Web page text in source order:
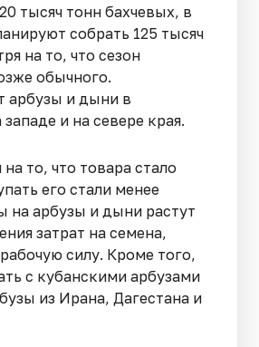
тысяч тонн бахчевых, в
собрать 125 тысяч
на то, что сезон
обычного.
арбузы и дыни в
и на севере края.
то, что товара стало
его стали менее
на арбузы и дыни растут
затрат на семена,
силу. Кроме того,
с кубанскими арбузами
из Ирана, Дагестана и